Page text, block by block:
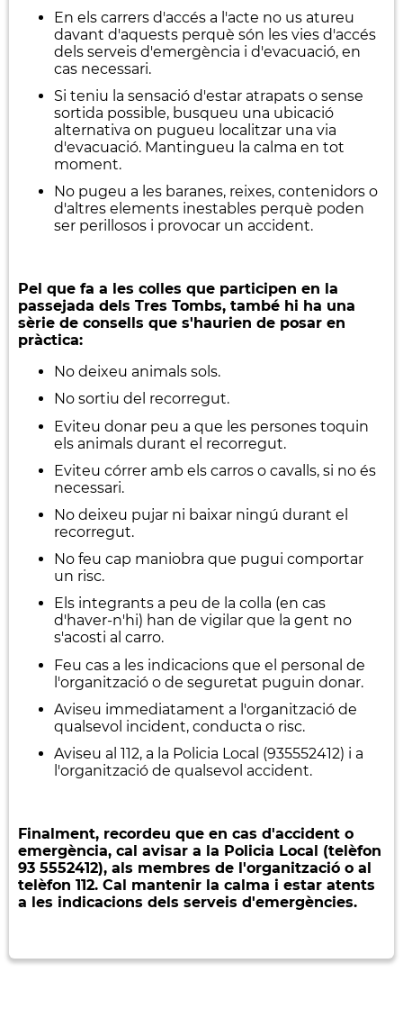
En els carrers d'accés a l'acte no us atureu
davant d'aquests perquè són les vies d'accés
dels serveis d'emergència i d'evacuació, en
cas necessari.
Si teniu la sensació d'estar atrapats o sense
sortida possible, busqueu una ubicació
alternativa on pugueu localitzar una via
d'evacuació. Mantingueu la calma en tot
moment.
No pugeu a les baranes, reixes, contenidors o
d'altres elements inestables perquè poden
ser perillosos i provocar un accident.
Pel que fa a les colles que participen en la
passejada dels Tres Tombs, també hi ha una
sèrie de consells que s'haurien de posar en
pràctica:
No deixeu animals sols.
No sortiu del recorregut.
Eviteu donar peu a que les persones toquin
els animals durant el recorregut.
Eviteu córrer amb els carros o cavalls, si no és
necessari.
No deixeu pujar ni baixar ningú durant el
recorregut.
No feu cap maniobra que pugui comportar
un risc.
Els integrants a peu de la colla (en cas
d'haver-n'hi) han de vigilar que la gent no
s'acosti al carro.
Feu cas a les indicacions que el personal de
l'organització o de seguretat puguin donar.
Aviseu immediatament a l'organització de
qualsevol incident, conducta o risc.
Aviseu al 112, a la Policia Local (935552412) i a
l'organització de qualsevol accident.
Finalment, recordeu que en cas d'accident o
emergència, cal avisar a la Policia Local (telèfon
93 5552412), als membres de l'organització o al
telèfon 112. Cal mantenir la calma i estar atents
a les indicacions dels serveis d'emergències.